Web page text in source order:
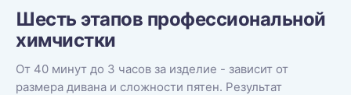
Шесть этапов профессиональной
химчистки
От 40 минут до 3 часов за изделие - зависит от
размера дивана и сложности пятен. Результат